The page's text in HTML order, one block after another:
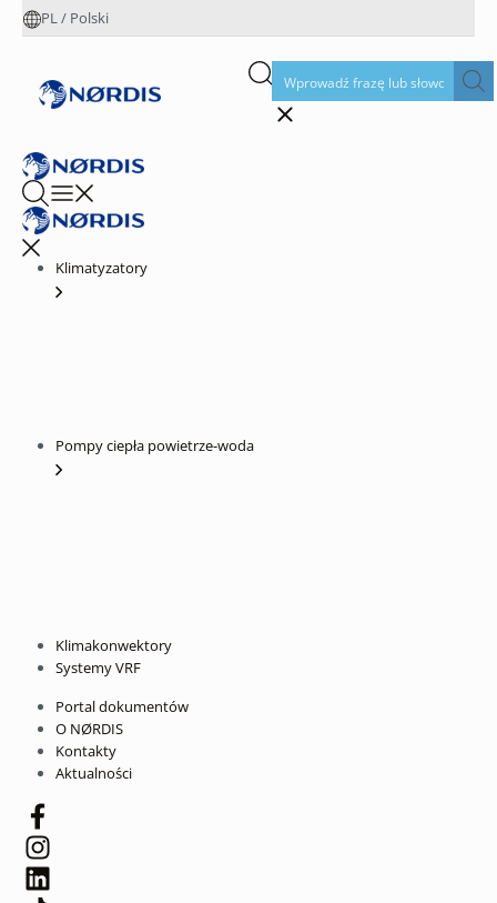
PL/ Polski
Klimatyzatory
Pompy ciepła powietrze-woda
Klimakonwektory
Systemy VRF
Portal dokumentów
O NØRDIS
Kontakty
Aktualności